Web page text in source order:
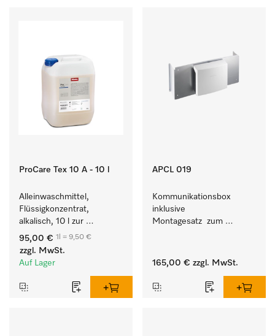
ProCare Tex 10 A - 10 l
Alleinwaschmittel,
Flüssigkonzentrat,
alkalisch, 10 l zur
Reinigung weißer Textilien
und farbechter
Buntwäsche.
95,00 € 1l = 9,50 €
zzgl. MwSt.
Auf Lager
APCL 019
Kommunikationsbox
inklusive
Montagesatz  zum
mit externen Systemen.
165,00 € zzgl. MwSt.